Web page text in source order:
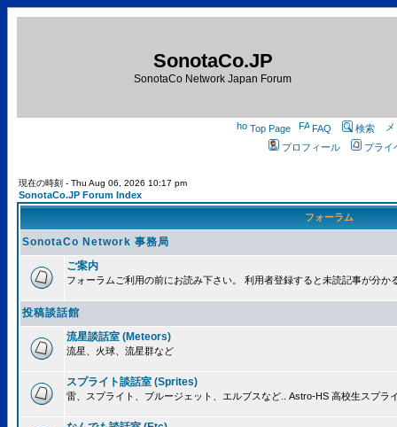
SonotaCo.JP
SonotaCo Network Japan Forum
Top Page FAQ
検索
プロフィール
プライ
現在の時刻 - Thu Aug 06, 2026 10:17 pm
SonotaCo.JP Forum Index
フォーラム
SonotaCo Network 事務局
ご案内
フォーラムご利用の前にお読み下さい。 利用者登録すると未読記事が分か
投稿談話館
流星談話室 (Meteors)
流星、火球、流星群など
スプライト談話室 (Sprites)
雷、スプライト、ブルージェット、エルブスなど.. Astro-HS 高校生スプラ